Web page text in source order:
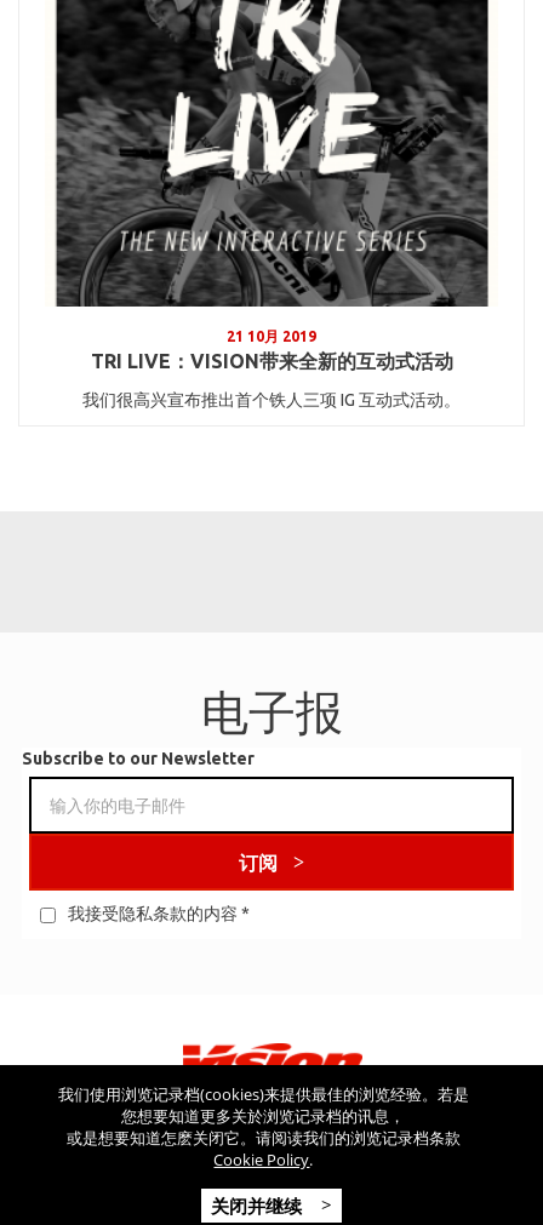
21 10月 2019
TRI LIVE：VISION带来全新的互动式活动
我们很高兴宣布推出首个铁人三项 IG 互动式活动。
电子报
Subscribe to our Newsletter
订阅
我接受隐私条款的内容 *
看看其他网站
Copyright © 2026 Vision USA - 版权所有 - V.A.T NR: IT 03554300966 -
REA MI-2090480
我们使用浏览记录档(cookies)来提供最佳的浏览经验。若是
您想要知道更多关於浏览记录档的讯息，
或是想要知道怎麽关闭它。请阅读我们的浏览记录档条款
Cookie Policy.
关闭并继续